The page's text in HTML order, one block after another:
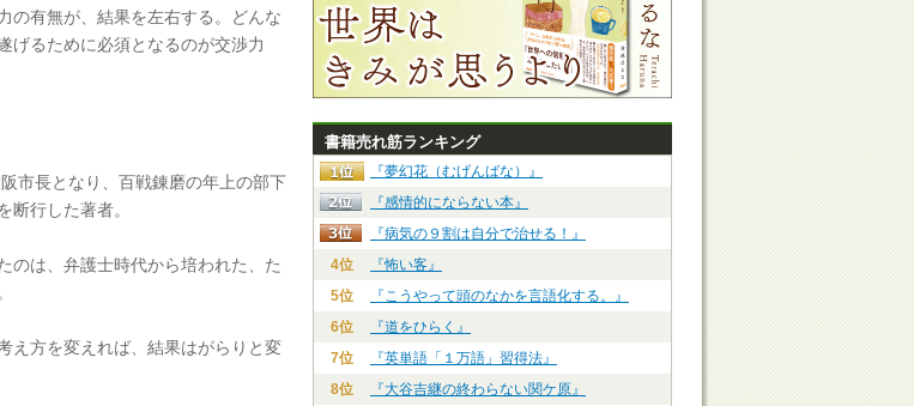
の有無が、結果を左右する。どんな
げるために必須となるのが交渉力
市長となり、百戦錬磨の年上の部下
断行した著者。
は、弁護士時代から培われた、た
え方を変えれば、結果はがらりと変
書籍売れ筋ランキング
『夢幻花（むげんばな）』
『感情的にならない本』
『病気の９割は自分で治せる！』
4位
『怖い客』
5位
『こうやって頭のなかを言語化する。』
6位
『道をひらく』
7位
『英単語「１万語」習得法』
8位
『大谷吉継の終わらない関ケ原』